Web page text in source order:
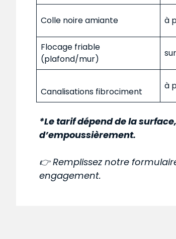
Colle noire amiante à
Flocage friable
(plafond/mur)
Canalisations fibrociment
à
*Le tarif dépend de la
d’empoussièrement.
👉 Remplissez notre
engagement.